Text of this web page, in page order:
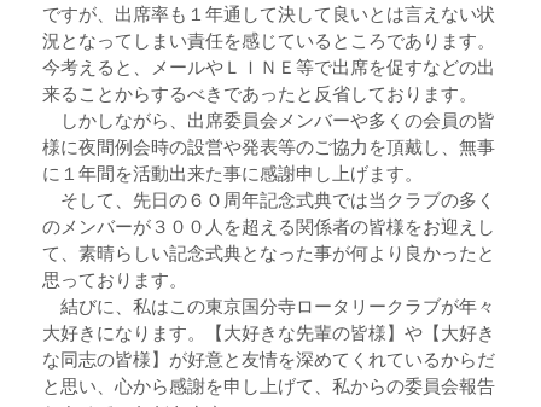
ですが、出席率も１年通して決して良いとは言えない状
況となってしまい責任を感じているところであります。
今考えると、メールやＬＩＮＥ等で出席を促すなどの出
来ることからするべきであったと反省しております。
しかしながら、出席委員会メンバーや多くの会員の皆
様に夜間例会時の設営や発表等のご協力を頂戴し、無事
に１年間を活動出来た事に感謝申し上げます。
そして、先日の６０周年記念式典では当クラブの多く
のメンバーが３００人を超える関係者の皆様をお迎えし
て、素晴らしい記念式典となった事が何より良かったと
思っております。
結びに、私はこの東京国分寺ロータリークラブが年々
大好きになります。【大好きな先輩の皆様】や【大好き
な同志の皆様】が好意と友情を深めてくれているからだ
と思い、心から感謝を申し上げて、私からの委員会報告